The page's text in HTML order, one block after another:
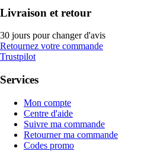
Livraison et retour
30 jours pour changer d'avis
Retournez votre commande
Trustpilot
Services
Mon compte
Centre d'aide
Suivre ma commande
Retourner ma commande
Codes promo